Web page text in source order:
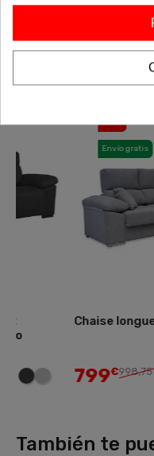
equilibrio perfecto entre
toque único a tu
con la colección
Chaise longue Gary
799 998,75 €
-20%
También te